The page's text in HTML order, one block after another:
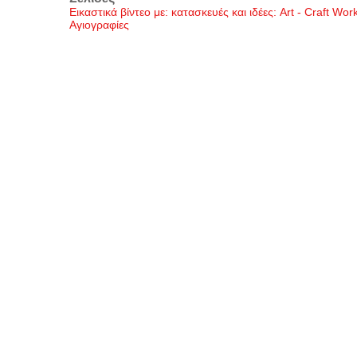
Εικαστικά βίντεο με: κατασκευές και ιδέες: Art - Craft
Αγιογραφίες